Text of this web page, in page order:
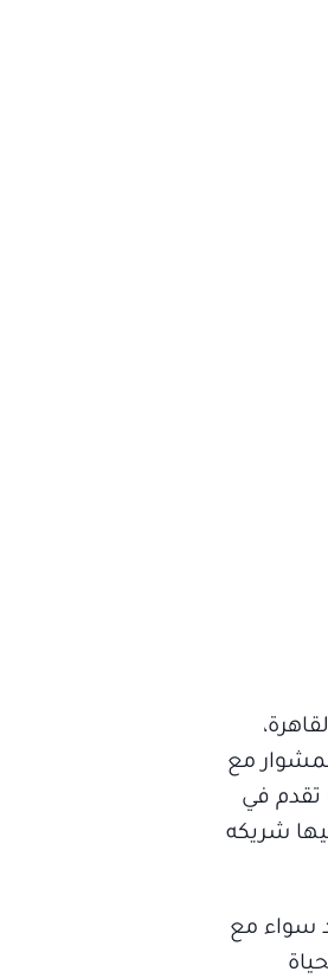
مع
تقدم في
شريكه
سواء مع